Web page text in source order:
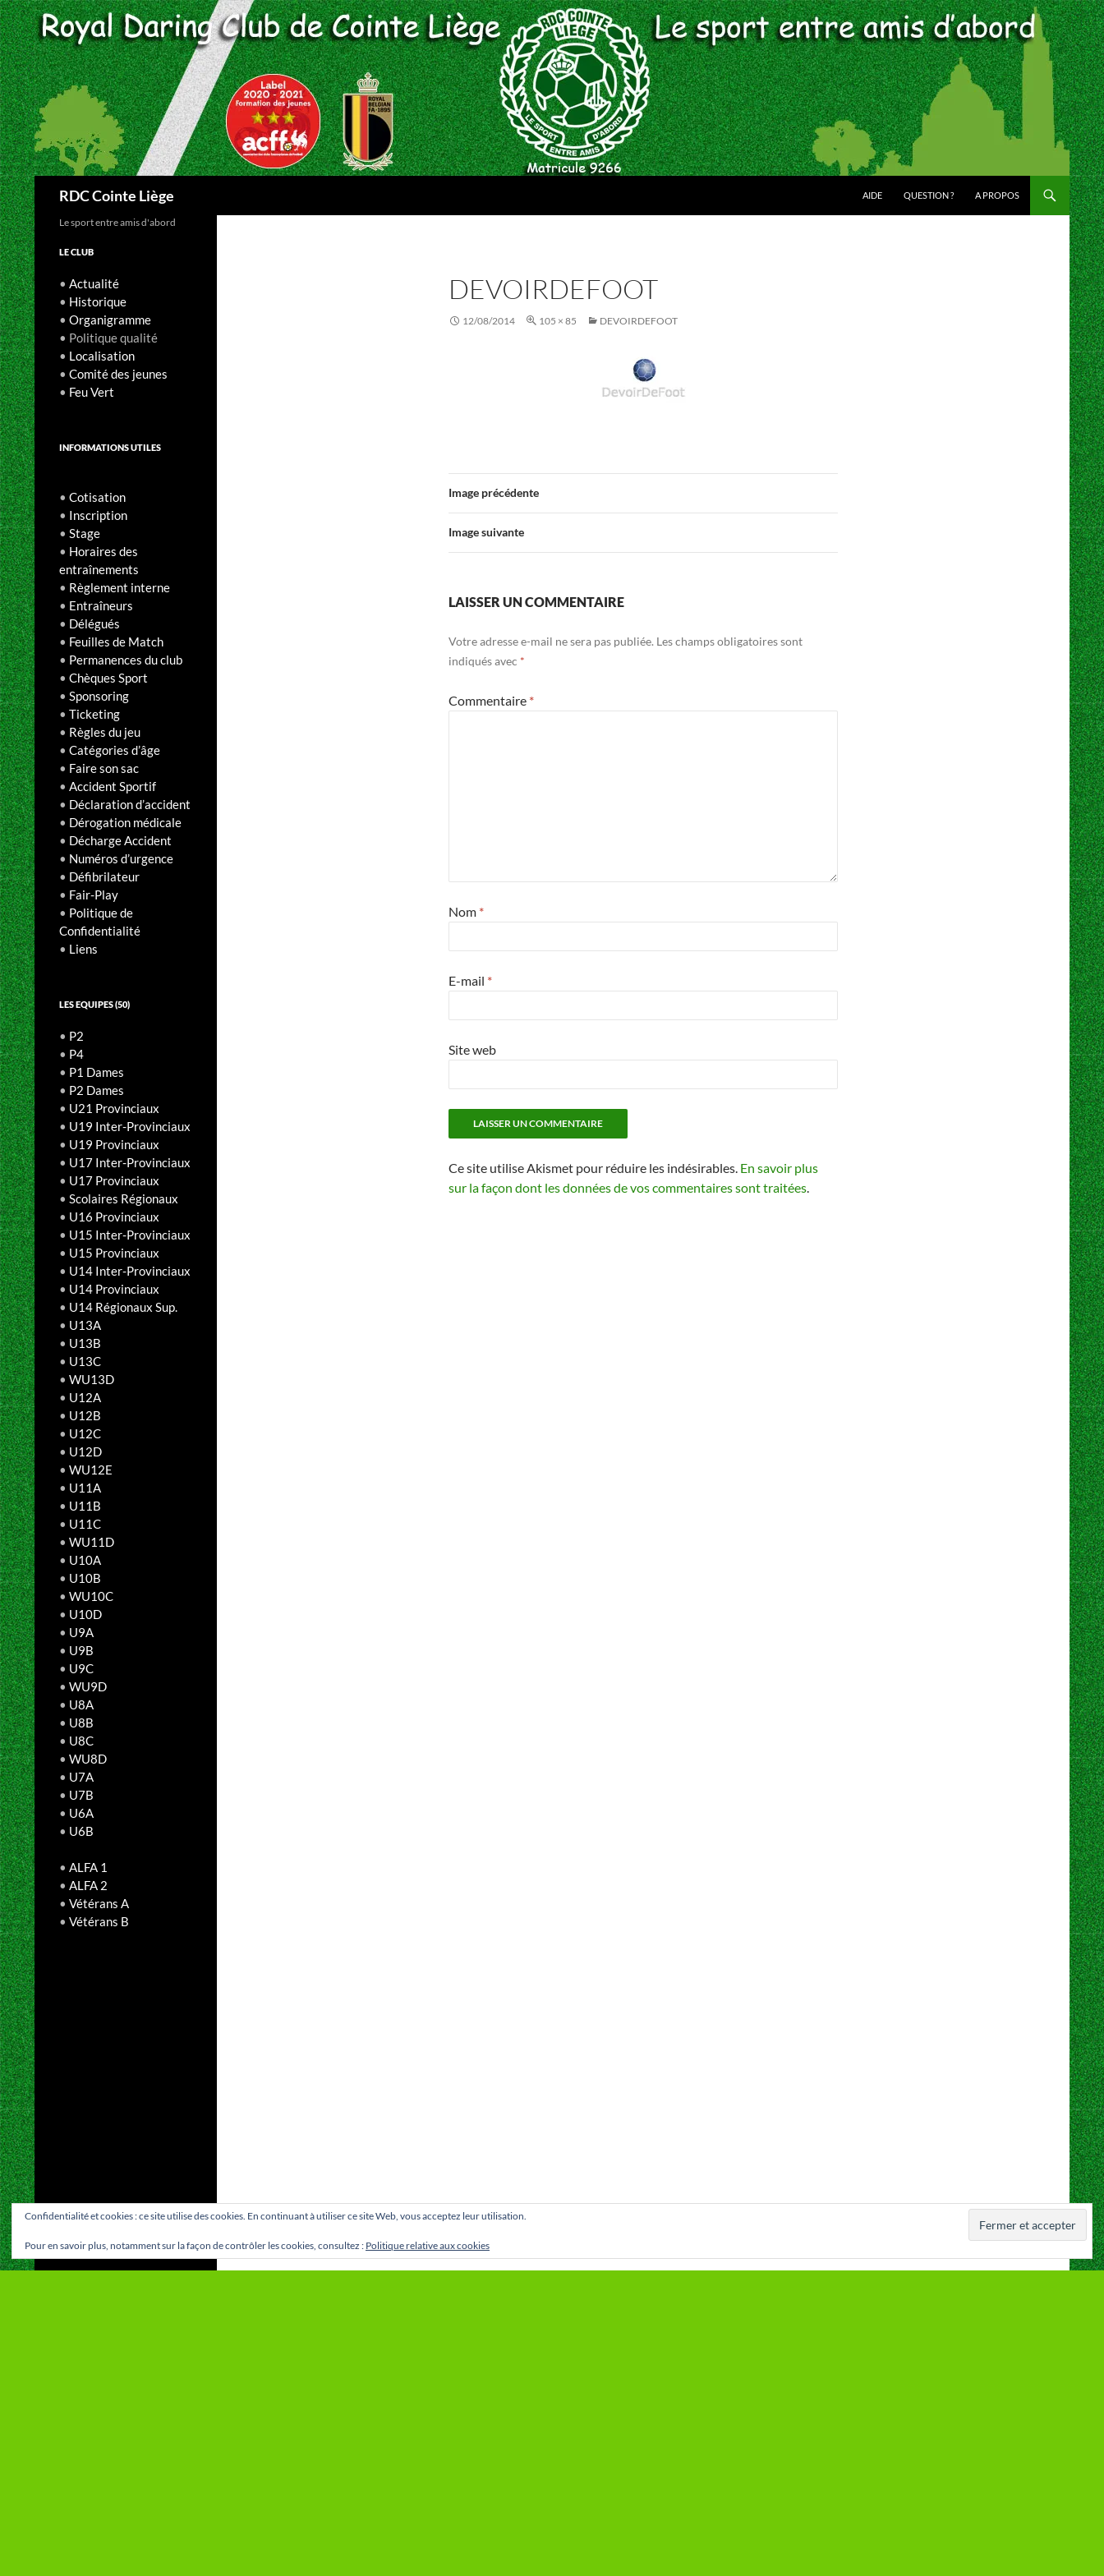
Aller
au
contenu
RDC Cointe Liège AIDE QUESTION ? A PROPOS
DEVOIRDEFOOT
12/08/2014 105 × 85 DEVOIRDEFOOT
Image précédente
Image suivante
LAISSER UN COMMENTAIRE
Votre adresse e-mail ne sera pas publiée. Les champs obligatoires sont
indiqués avec *
Commentaire *
Nom *
E-mail *
Site web
Ce site utilise Akismet pour réduire les indésirables. En savoir plus
sur la façon dont les données de vos commentaires sont traitées.
Le sport entre amis d'abord
LE CLUB
• Actualité
• Historique
• Organigramme
• Politique qualité
• Localisation
• Comité des jeunes
• Feu Vert
INFORMATIONS UTILES
• Cotisation
• Inscription
• Stage
• Horaires des
entraînements
• Règlement interne
• Entraîneurs
• Délégués
• Feuilles de Match
• Permanences du club
• Chèques Sport
• Sponsoring
• Ticketing
• Règles du jeu
• Catégories d’âge
• Faire son sac
• Accident Sportif
• Déclaration d’accident
• Dérogation médicale
• Décharge Accident
• Numéros d’urgence
• Défibrilateur
• Fair-Play
• Politique de
Confidentialité
• Liens
LES EQUIPES (50)
• P2
• P4
• P1 Dames
• P2 Dames
• U21 Provinciaux
• U19 Inter-Provinciaux
• U19 Provinciaux
• U17 Inter-Provinciaux
• U17 Provinciaux
• Scolaires Régionaux
• U16 Provinciaux
• U15 Inter-Provinciaux
• U15 Provinciaux
• U14 Inter-Provinciaux
• U14 Provinciaux
• U14 Régionaux Sup.
• U13A
• U13B
• U13C
• WU13D
• U12A
• U12B
• U12C
• U12D
• WU12E
• U11A
• U11B
• U11C
• WU11D
• U10A
• U10B
• WU10C
• U10D
• U9A
• U9B
• U9C
• WU9D
• U8A
• U8B
• U8C
• WU8D
• U7A
• U7B
• U6A
• U6B
• ALFA 1
• ALFA 2
• Vétérans A
• Vétérans B
Confidentialité et cookies : ce site utilise des cookies. En continuant à utiliser ce site Web, vous acceptez leur utilisation.
Pour en savoir plus, notamment sur la façon de contrôler les cookies, consultez : Politique relative aux cookies